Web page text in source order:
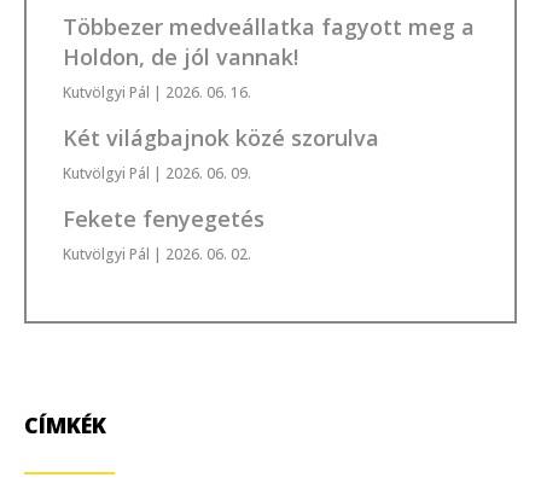
Többezer medveállatka fagyott meg a
Holdon, de jól vannak!
Kutvölgyi Pál | 2026. 06. 16.
Két világbajnok közé szorulva
Kutvölgyi Pál | 2026. 06. 09.
Fekete fenyegetés
Kutvölgyi Pál | 2026. 06. 02.
CÍMKÉK